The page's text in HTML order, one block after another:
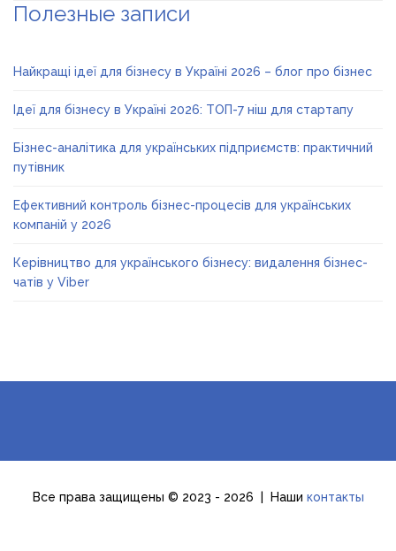
Полезные записи
Найкращі ідеї для бізнесу в Україні 2026 – блог про бізнес
Ідеї для бізнесу в Україні 2026: ТОП-7 ніш для стартапу
Бізнес-аналітика для українських підприємств: практичний
путівник
Ефективний контроль бізнес-процесів для українських
компаній у 2026
Керівництво для українського бізнесу: видалення бізнес-
чатів у Viber
Все права защищены © 2023 - 2026 | Наши контакты